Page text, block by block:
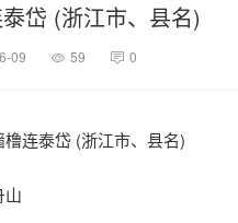
岱 (浙江市、县名)
09 59 0
连泰岱 (浙江市、县名)
山